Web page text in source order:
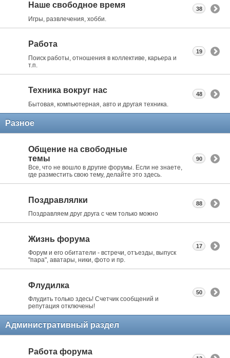
Наше свободное время
Игры, развлечения, хобби.
38
Работа
Поиск работы, отношения в коллективе, карьера и
т.п.
19
Техника вокруг нас
Бытовая, компьютерная, авто и другая техника.
48
Разное
Общение на свободные
темы
Все, что не вошло в другие форумы. Если не знаете,
где разместить свою тему, делайте это здесь.
90
Поздравлялки
Поздравляем друг друга с чем только можно
88
Жизнь форума
Форум и его обитатели - встречи, отъезды, выпуск
"пара", аватары, ники, фото и пр.
17
Флудилка
Флудить только здесь! Счетчик сообщений и
репутация отключены!
50
Административный раздел
Работа форума